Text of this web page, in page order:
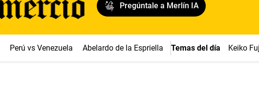
Pregúntale a Merlín IA
Perú vs Venezuela Abelardo de la Espriella Temas del día Keiko